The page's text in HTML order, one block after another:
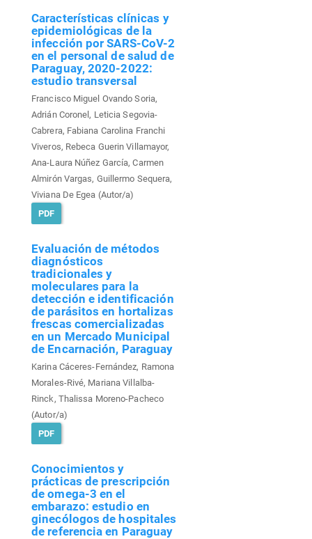
Características clínicas y
epidemiológicas de la
infección por SARS-CoV-2
en el personal de salud de
Paraguay, 2020-2022:
estudio transversal
Francisco Miguel Ovando Soria,
Adrián Coronel, Leticia Segovia-
Cabrera, Fabiana Carolina Franchi
Viveros, Rebeca Guerin Villamayor,
Ana-Laura Núñez García, Carmen
Almirón Vargas, Guillermo Sequera,
Viviana De Egea (Autor/a)
PDF
Evaluación de métodos
diagnósticos
tradicionales y
moleculares para la
detección e identificación
de parásitos en hortalizas
frescas comercializadas
en un Mercado Municipal
de Encarnación, Paraguay
Karina Cáceres-Fernández, Ramona
Morales-Rivé, Mariana Villalba-
Rinck, Thalissa Moreno-Pacheco
(Autor/a)
PDF
Conocimientos y
prácticas de prescripción
de omega-3 en el
embarazo: estudio en
ginecólogos de hospitales
de referencia en Paraguay